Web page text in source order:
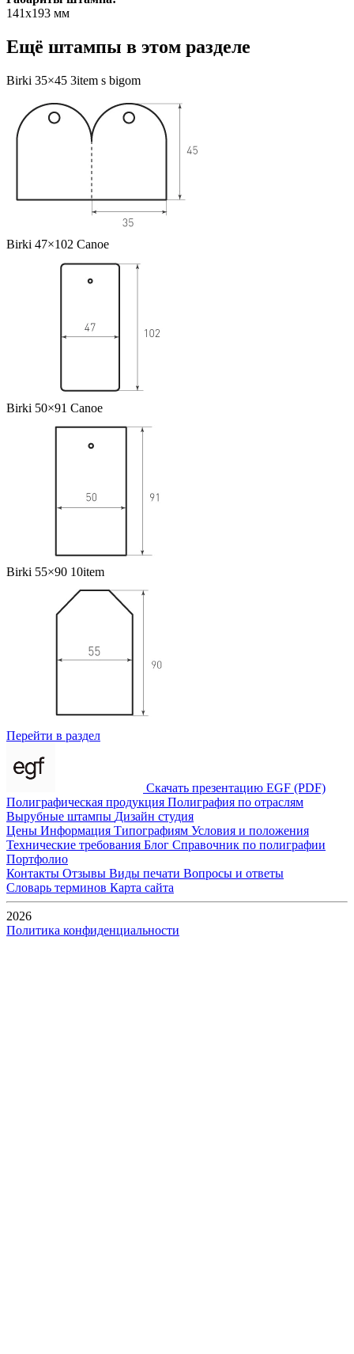
141х193 мм
Ещё штампы в этом разделе
Birki 35×45 3item s bigom
Birki 47×102 Canoe
Birki 50×91 Canoe
Birki 55×90 10item
Перейти в раздел
Скачать презентацию EGF (PDF)
Полиграфическая продукция Полиграфия по отраслям
Вырубные штампы Дизайн студия
Цены Информация Типографиям Условия и положения
Технические требования Блог Справочник по полиграфии
Портфолио
Контакты Отзывы Виды печати Вопросы и ответы
Словарь терминов Карта сайта
2026
Политика конфиденциальности